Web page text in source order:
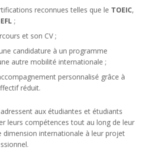
reconnues telles que le TOEIC,
;
et son CV ;
candidature à un programme
autre mobilité internationale ;
personnalisé grâce à
réduit.
aux étudiantes et étudiants
leurs compétences tout au long de leur
dimension internationale à leur projet